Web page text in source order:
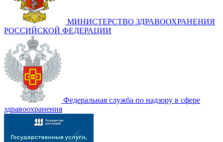
МИНИСТЕРСТВО ЗДРАВООХРАНЕНИЯ
РОССИЙСКОЙ ФЕДЕРАЦИИ
Федеральная служба по надзору в сфере
здравоохранения